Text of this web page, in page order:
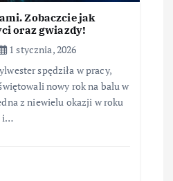
Zobaczcie jak
oraz gwiazdy!
1 stycznia, 2026
spędziła w pracy,
nowy rok na balu w
z niewielu okazji w roku
i…